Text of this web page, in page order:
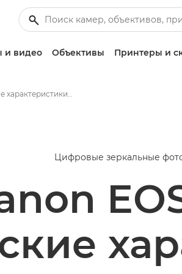
и видео Объективы Принтеры и
Технические характеристики и функции - Canon EOS 200D
Цифровые зеркальные